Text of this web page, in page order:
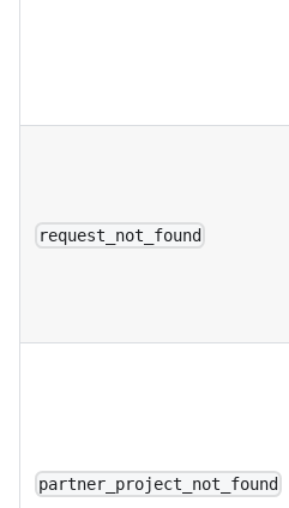
request_not_found
partner_project_not_found